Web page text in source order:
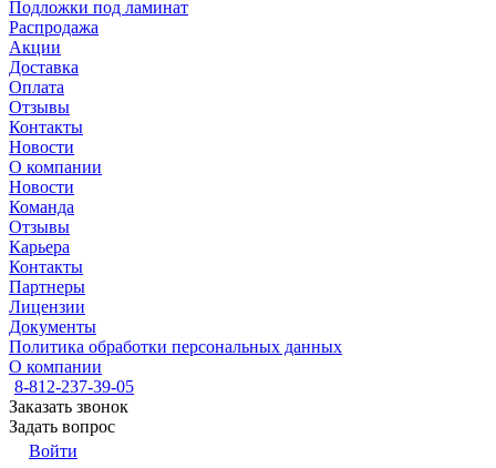
Подложки под ламинат
Распродажа
Акции
Доставка
Оплата
Отзывы
Контакты
Новости
О компании
Новости
Команда
Отзывы
Карьера
Контакты
Партнеры
Лицензии
Документы
Политика обработки персональных данных
О компании
8-812-237-39-05
Заказать звонок
Задать вопрос
Войти